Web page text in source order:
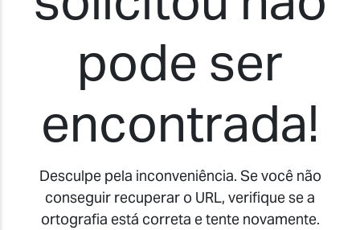
pode ser
encontrada!
Desculpe pela inconveniência. Se você não
conseguir recuperar o URL, verifique se a
ortografia está correta e tente novamente.